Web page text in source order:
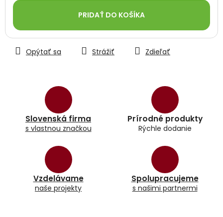
cena:
PRIDAŤ DO KOŠÍKA
Slovenská firma
s vlastnou značkou
Prírodné produkty
Rýchle dodanie
Vzdelávame
naše projekty
Spolupracujeme
s našimi partnermi
Opýtať sa Strážiť Zdieľať